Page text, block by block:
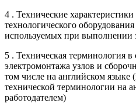
4 . Технические
технологического
используемых при выполнении
5 . Техническая терминология
электромонтажа узлов и
том числе на английском языке
технической терминологии на
работодателем)